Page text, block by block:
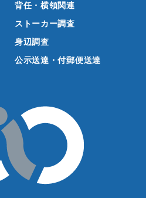
背任・横領関連
ストーカー調査
身辺調査
公示送達・付郵便送達